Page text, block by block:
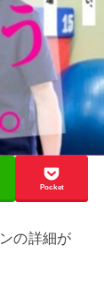
Pocket
の詳細が